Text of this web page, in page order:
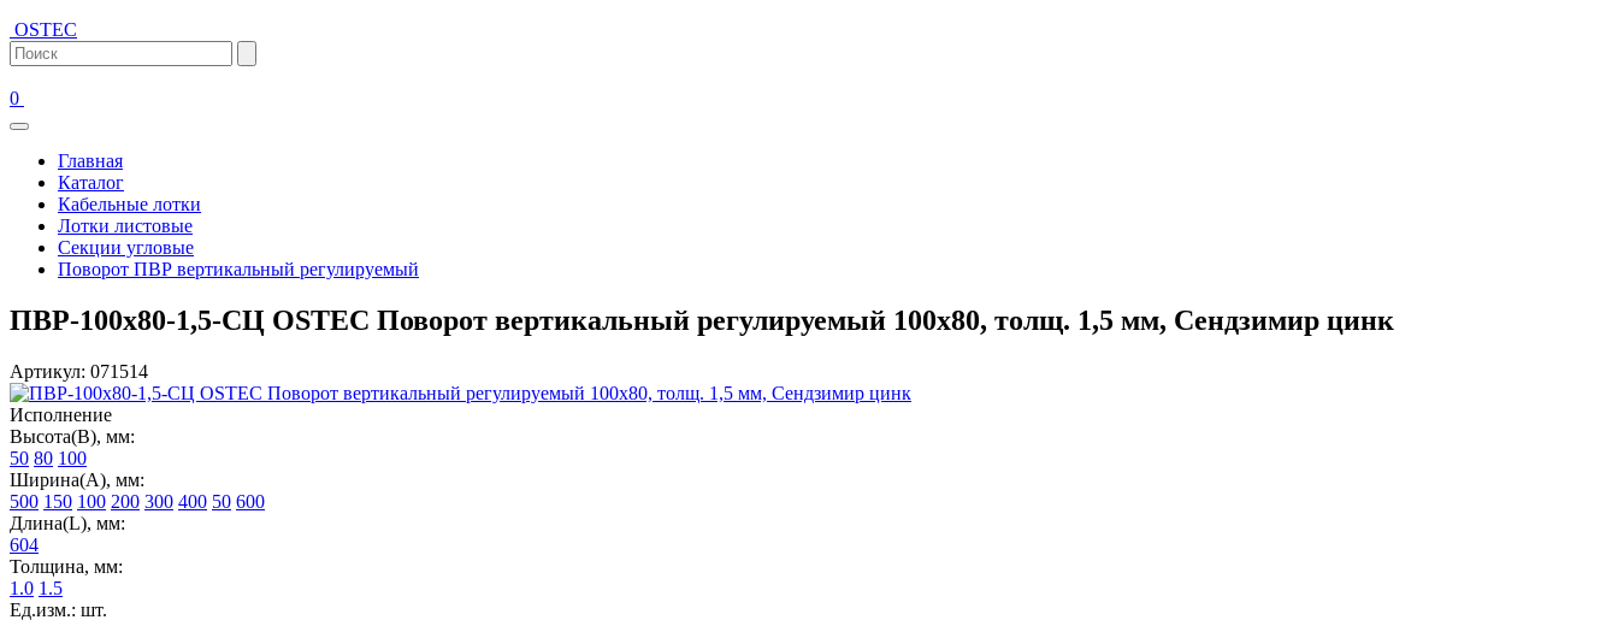
OSTEC
0
Главная
Каталог
Кабельные лотки
Лотки листовые
Секции угловые
Поворот ПВР вертикальный регулируемый
ПВР-100х80-1,5-СЦ OSTEC Поворот вертикальный регулируемый 100х80, толщ. 1,5 мм, Сендзимир цинк
Артикул: 071514
Исполнение
Высота(В), мм:
50 80 100
Ширина(А), мм:
500 150 100 200 300 400 50 600
Длина(L), мм:
604
Толщина, мм:
1.0 1.5
Ед.изм.: шт.